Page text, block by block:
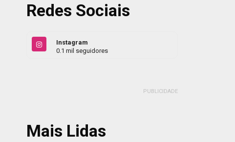
Redes Sociais
Instagram
0.1 mil seguidores
PUBLICIDADE
Mais Lidas